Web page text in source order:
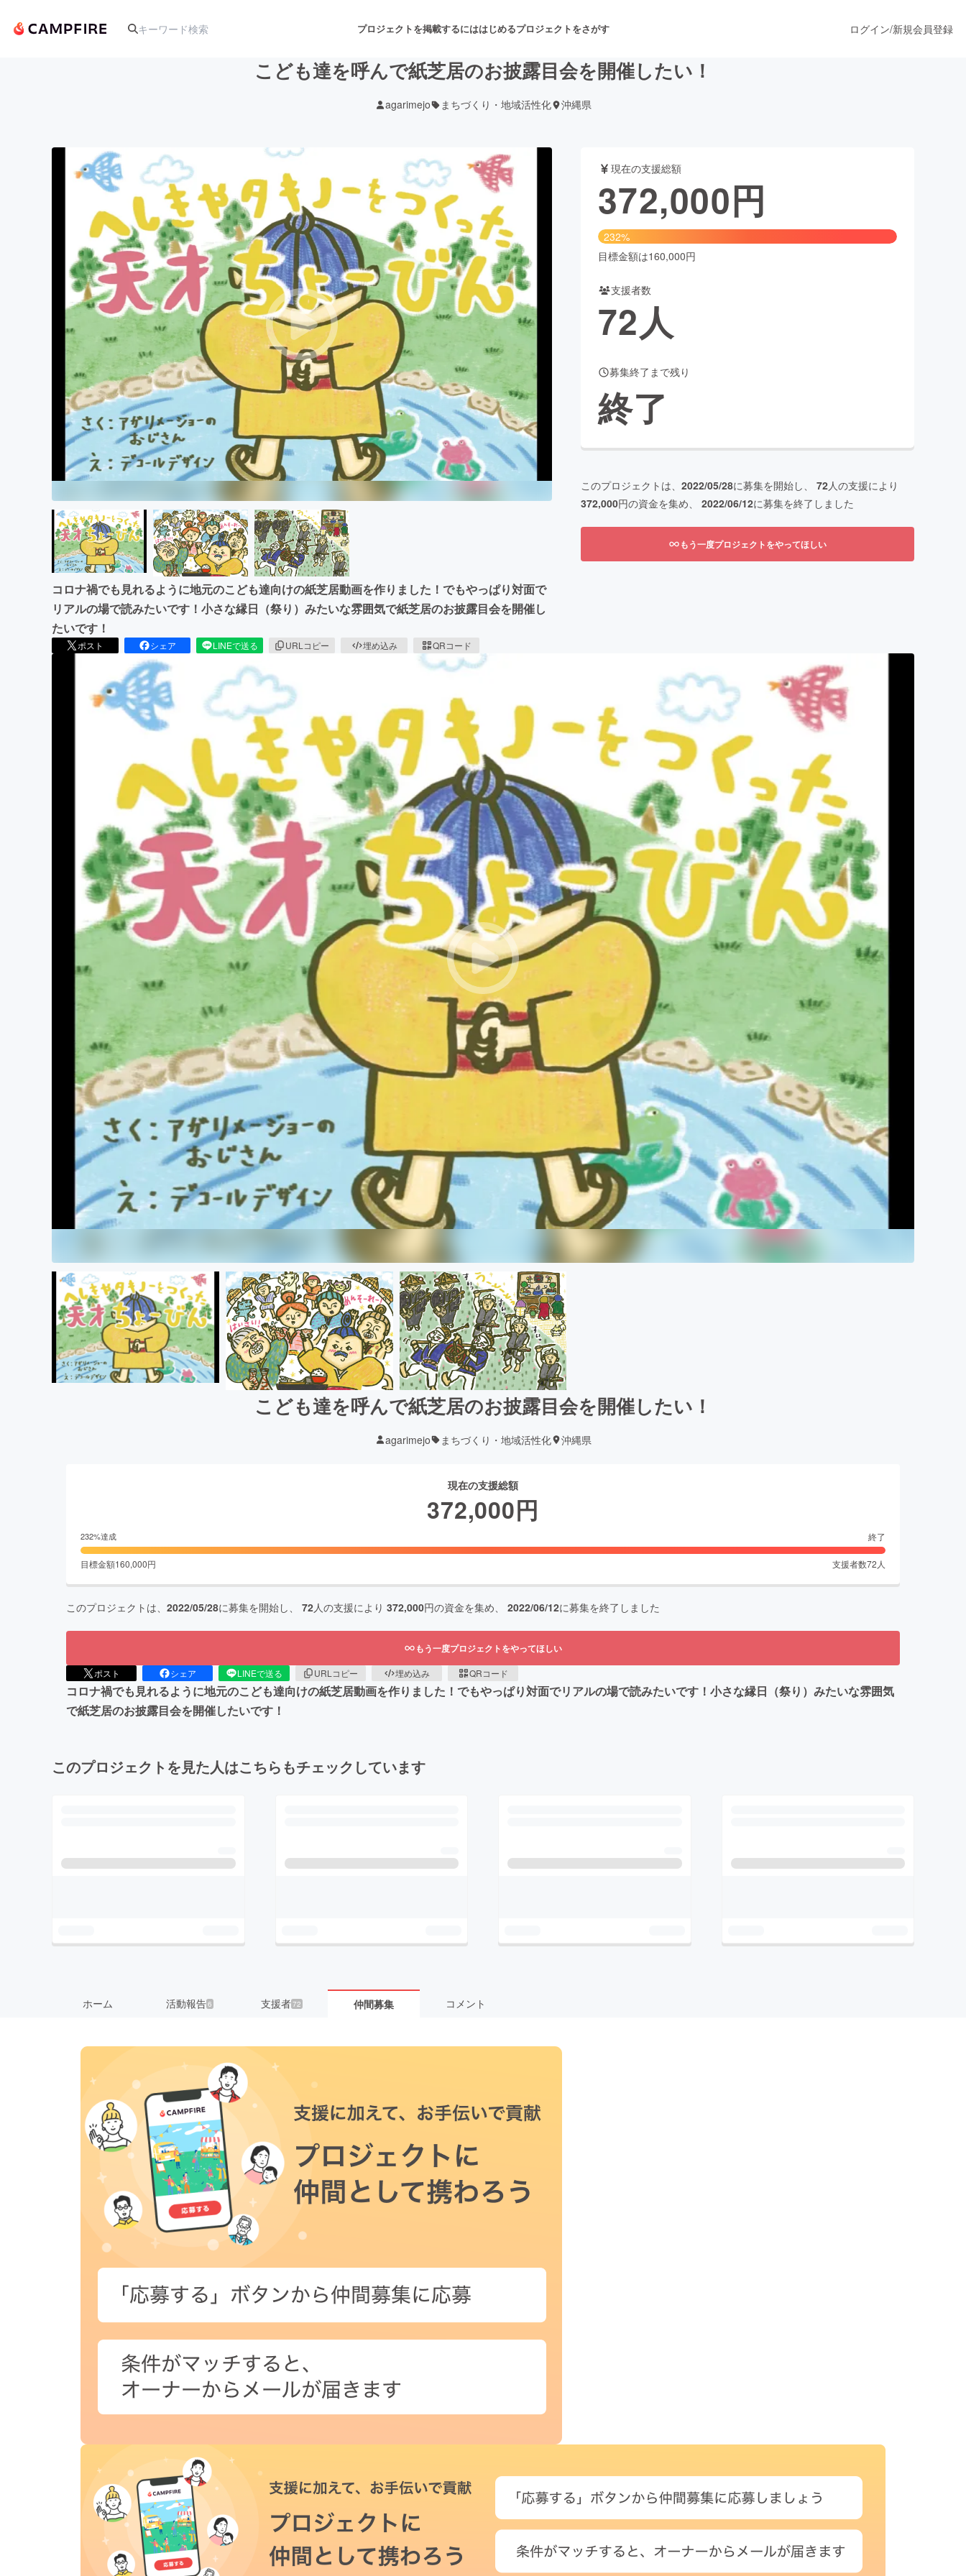
プロジェクトを掲載するにははじめるプロジェクトをさがす
アート・写真 舞台・パフォーマンス
テクノロジー・ガジェット ゲーム・サービス開発 ファッション
映像・映画 書籍・雑誌出版
ビジネス・起業 チャレンジ ビューティー・ヘルスケア
まちづくり・地域活性化
CAMPFIRE for Social GoodCAMPFIRE Creation
CAMPFIREふるさと納税machi-yaコミュニティ
ログイン/新規会員登録
こども達を呼んで紙芝居のお披露目会を開催したい！
agarimejo まちづくり・地域活性化 沖縄県
コロナ禍でも見れるように地元のこども達向けの紙芝居動画を作りました！でもやっぱり対面で
リアルの場で読みたいです！小さな縁日（祭り）みたいな雰囲気で紙芝居のお披露目会を開催し
たいです！
ポスト シェア LINEで送る URLコピー 埋め込み QRコード
現在の支援総額
372,000円
232%
目標金額は160,000円
支援者数
72人
募集終了まで残り
終了
このプロジェクトは、 2022/05/28に募集を開始し、 72人の支援により
372,000円の資金を集め、 2022/06/12に募集を終了しました
もう一度プロジェクトをやってほしい
こども達を呼んで紙芝居のお披露目会を開催したい！
agarimejo まちづくり・地域活性化 沖縄県
現在の支援総額
372,000円
232%達成 終了
目標金額160,000円 支援者数72 人
このプロジェクトは、 2022/05/28に募集を開始し、 72人の支援により 372,000円の資金を集め、 2022/06/12に募集を終了しました
もう一度プロジェクトをやってほしい
ポスト シェア LINEで送る URLコピー 埋め込み QRコード
コロナ禍でも見れるように地元のこども達向けの紙芝居動画を作りました！でもやっぱり対面でリアルの場で読みたいです！小さな縁日（祭り）みたいな雰囲気
で紙芝居のお披露目会を開催したいです！
このプロジェクトを見た人はこちらもチェックしています
ホーム 活動報告6 支援者72 仲間募集 コメント